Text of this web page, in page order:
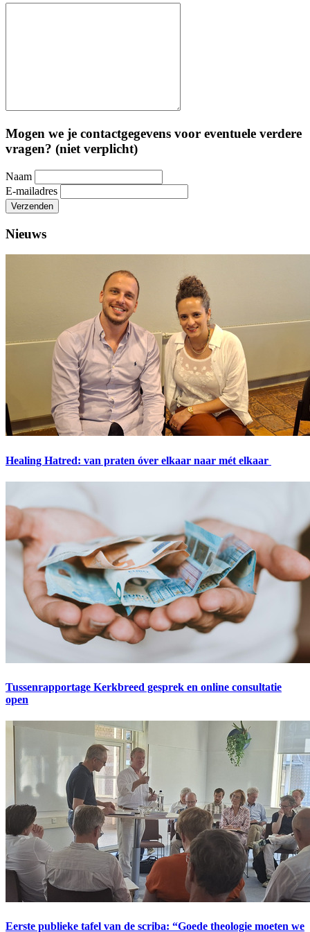
Mogen we je contactgegevens voor eventuele verdere
vragen? (niet verplicht)
Naam
E-mailadres
Verzenden
Nieuws
Healing Hatred: van praten óver elkaar naar mét elkaar
Tussenrapportage Kerkbreed gesprek en online consultatie
open
Eerste publieke tafel van de scriba: “Goede theologie moeten we